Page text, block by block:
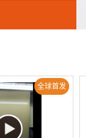
全球首发